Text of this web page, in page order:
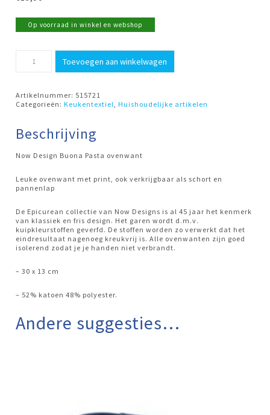
Op voorraad in winkel en webshop
Buona
aantal
Toevoegen aan winkelwagen
Artikelnummer: 515721
Categorieën:Keukentextiel ,Huishoudelijke artikelen
Beschrijving
Now Design Buona Pasta ovenwant
Leuke ovenwant met print, ook verkrijgbaar als schort en
pannenlap
De Epicurean collectie van Now Designs is al 45 jaar het kenmerk
van klassiek en fris design. Het garen wordt d.m.v.
kuipkleurstoffen geverfd. De stoffen worden zo verwerkt dat het
eindresultaat nagenoeg kreukvrij is. Alle ovenwanten zijn goed
isolerend zodat je je handen niet verbrandt.
– 30 x 13 cm
– 52% katoen 48% polyester.
Andere suggesties…